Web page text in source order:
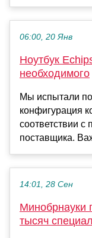
06:00, 20 Янв
Ноутбук
необходимого
Мы испытали
конфигурация
соответствии с
поставщика.
14:01, 28 Сен
Минобрнауки
тысяч